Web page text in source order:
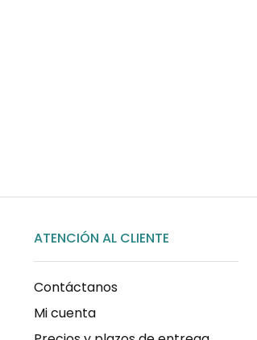
ATENCIÓN AL CLIENTE
Contáctanos
Mi cuenta